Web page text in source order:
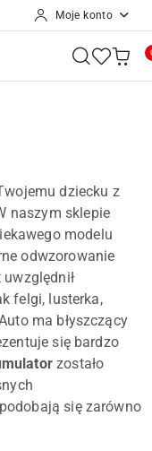
Moje konto
dziecku z
naszym sklepie
modelu
odwzorowanie
felgi, lusterka,
ma błyszczący
się bardzo
zostało
się zarówno